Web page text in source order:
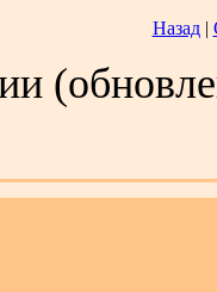
Назад|